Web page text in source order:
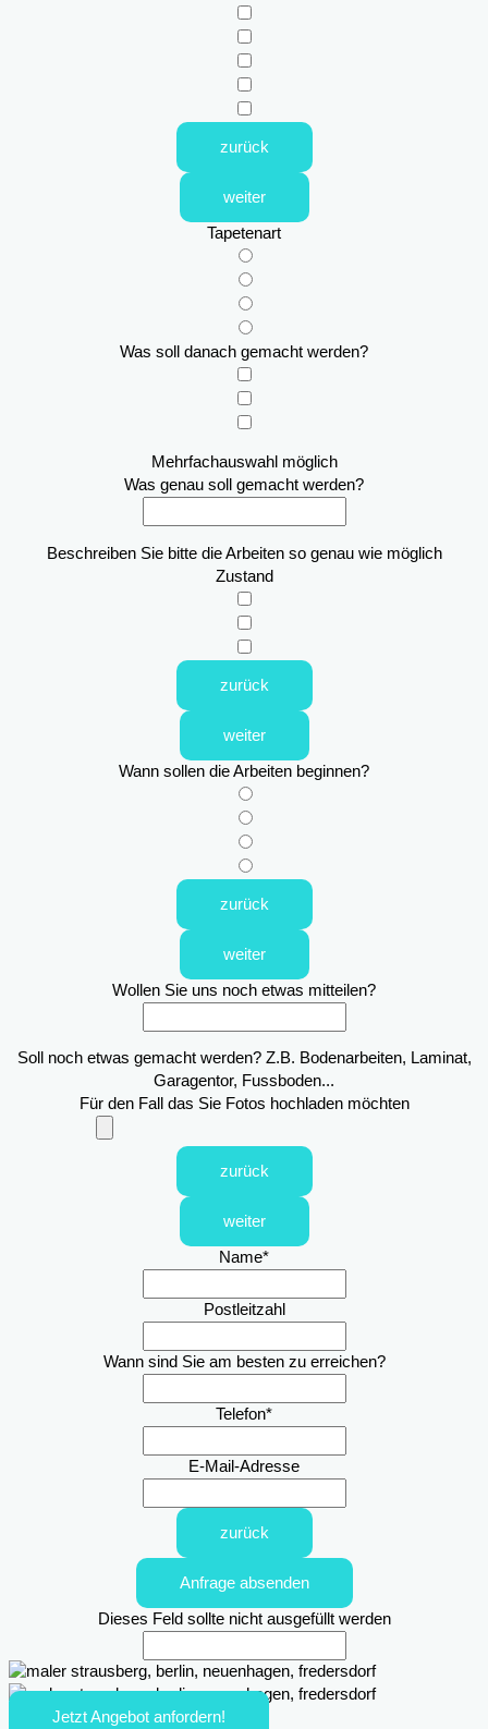
zurück
weiter
Tapetenart
Was soll danach gemacht werden?
Mehrfachauswahl möglich
Was genau soll gemacht werden?
Beschreiben Sie bitte die Arbeiten so genau wie möglich
Zustand
zurück
weiter
Wann sollen die Arbeiten beginnen?
zurück
weiter
Wollen Sie uns noch etwas mitteilen?
Soll noch etwas gemacht werden? Z.B. Bodenarbeiten, Laminat,
Garagentor, Fussboden...
Für den Fall das Sie Fotos hochladen möchten
zurück
weiter
Name*
Postleitzahl
Wann sind Sie am besten zu erreichen?
Telefon*
E-Mail-Adresse
zurück
Anfrage absenden
Dieses Feld sollte nicht ausgefüllt werden
Jetzt Angebot anfordern!